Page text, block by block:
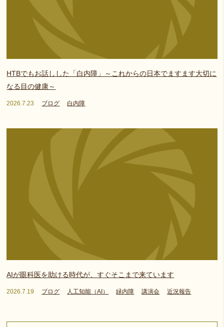
HTBでもお話しした「白内障」～これからの日本でますます大切に
なる目の健康～
2026.7.23 ブログ 白内障
AIが眼科医を助ける時代が、すぐそこまで来ています
2026.7.19 ブログ 人工知能（AI） 緑内障 講演会 近況報告